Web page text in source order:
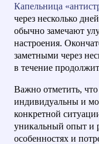
уровня стресса.
справляться с
себя более
Эффекты
дней после
длительного
Капельница
через несколько
обычно замечают
настроения.
заметными через
в течение
Важно отметить, что
индивидуальны и
конкретной
уникальный опыт и
особенностях и